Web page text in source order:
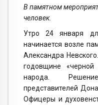
В памятном
человек.
Утро 24 января
начинается возле
Александра
годовщине
народа.
представителей
Офицеры и